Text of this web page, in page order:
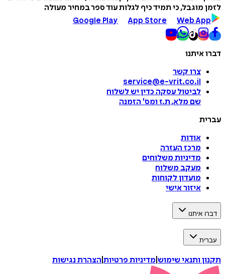
לזמן מוגבל, כי תמיד כיף לגלות עוד ספר במחיר מעולה
Google Play
App Store Web App
דברו איתנו
צרו קשר
service@e-vrit.co.il
לביטול עסקה כדין יש לשלוח
שם מלא, ת.ז ומס' הזמנה
עברית
אודות
מרכז העזרה
מדיניות משלוחים
מעקב משלוח
מועדון לקוחות
איזור אישי
דברו איתנו
עברית
תקנון ותנאי שימוש מדיניות פרטיות הצהרת נגישות